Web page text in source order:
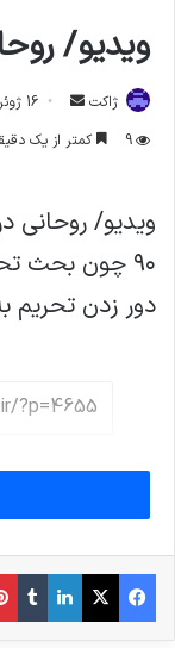
ویدیو/
ژاکت
ارسال
ایمیل
16 ژوئن 2026
9
کمتر از یک
ویدیو/ روحانی
۹۰ چون بحث
دور زدن تحریم
فیس بوک X لینکدین